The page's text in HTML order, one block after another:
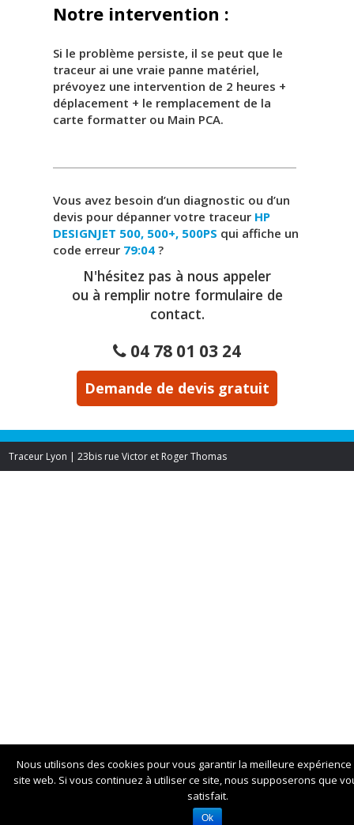
Notre intervention :
Si le problème persiste, il se peut que le
traceur ai une vraie panne matériel,
prévoyez une intervention de 2 heures +
déplacement + le remplacement de la
carte formatter ou Main PCA.
Vous avez besoin d’un diagnostic ou d’un
devis pour dépanner votre traceur HP
DESIGNJET 500, 500+, 500PS qui affiche un
code erreur 79:04 ?
N'hésitez pas à nous appeler
ou à remplir notre formulaire de
contact.
04 78 01 03 24
Demande de devis gratuit
Traceur Lyon | 23bis rue Victor et Roger Thomas
Nous utilisons des cookies pour vous garantir la meilleure
site web. Si vous continuez à utiliser ce site, nous supposerons que
satisfait.
Ok